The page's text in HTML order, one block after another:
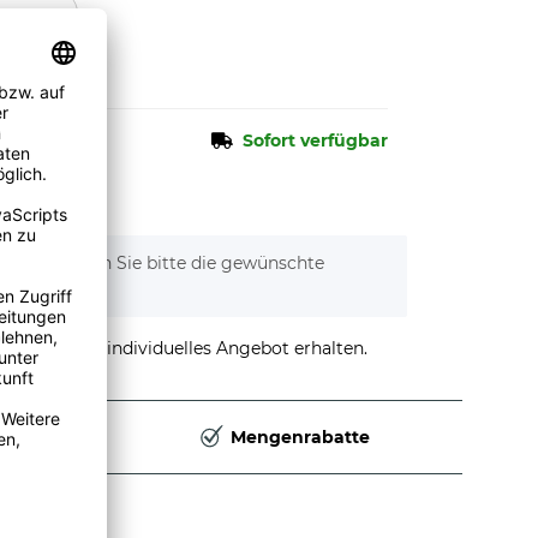
Sofort verfügbar
Wählen Sie bitte die gewünschte
stellen und individuelles Angebot erhalten.
Mengenrabatte